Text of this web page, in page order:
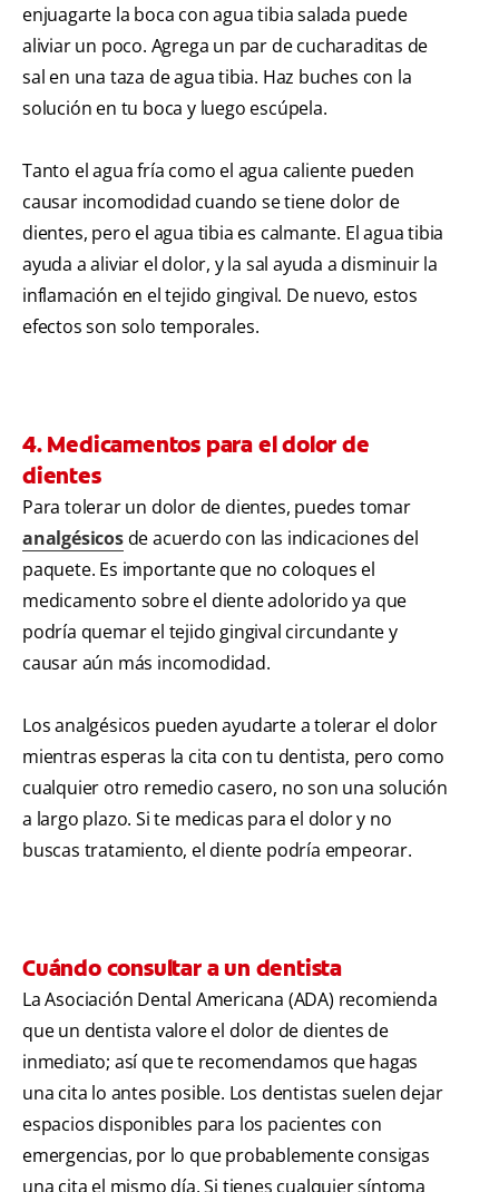
enjuagarte la boca con agua tibia salada puede
aliviar un poco. Agrega un par de cucharaditas de
sal en una taza de agua tibia. Haz buches con la
solución en tu boca y luego escúpela.
Tanto el agua fría como el agua caliente pueden
causar incomodidad cuando se tiene dolor de
dientes, pero el agua tibia es calmante. El agua tibia
ayuda a aliviar el dolor, y la sal ayuda a disminuir la
inflamación en el tejido gingival. De nuevo, estos
efectos son solo temporales.
4. Medicamentos para el dolor de
dientes
Para tolerar un dolor de dientes, puedes tomar
analgésicosde acuerdo con las indicaciones del
paquete. Es importante que no coloques el
medicamento sobre el diente adolorido ya que
podría quemar el tejido gingival circundante y
causar aún más incomodidad.
Los analgésicos pueden ayudarte a tolerar el dolor
mientras esperas la cita con tu dentista, pero como
cualquier otro remedio casero, no son una solución
a largo plazo. Si te medicas para el dolor y no
buscas tratamiento, el diente podría empeorar.
Cuándo consultar a un dentista
La Asociación Dental Americana (ADA) recomienda
que un dentista valore el dolor de dientes de
inmediato; así que te recomendamos que hagas
una cita lo antes posible. Los dentistas suelen dejar
espacios disponibles para los pacientes con
emergencias, por lo que probablemente consigas
una cita el mismo día. Si tienes cualquier síntoma